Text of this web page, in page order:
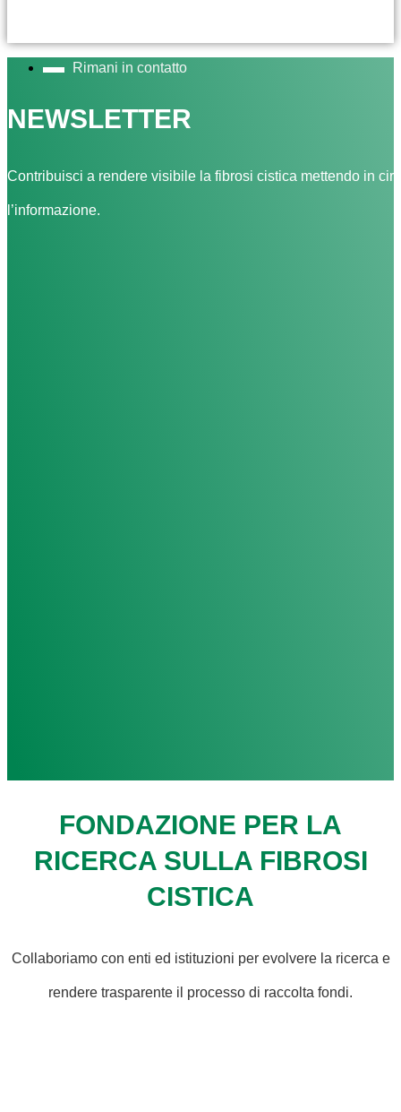
Rimani in contatto
NEWSLETTER
Contribuisci a rendere visibile la fibrosi cistica mettendo in
l’informazione.
FONDAZIONE PER LA
RICERCA SULLA FIBROSI
CISTICA
Collaboriamo con enti ed istituzioni per evolvere la ricerca e
rendere trasparente il processo di raccolta fondi.